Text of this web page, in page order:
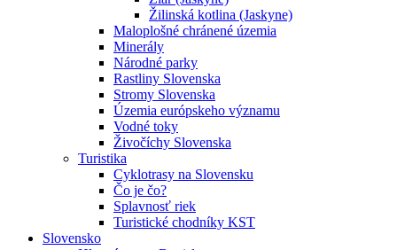
Žilinská kotlina (Jaskyne)
Maloplošné chránené územia
Minerály
Národné parky
Rastliny Slovenska
Stromy Slovenska
Územia európskeho významu
Vodné toky
Živočíchy Slovenska
Turistika
Cyklotrasy na Slovensku
Čo je čo?
Splavnosť riek
Turistické chodníky KST
Slovensko